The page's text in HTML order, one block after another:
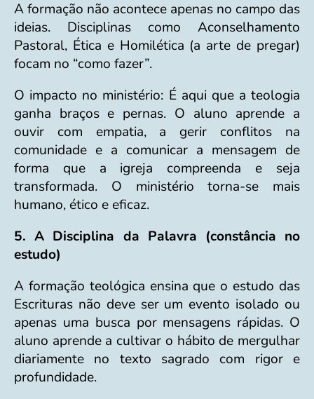
A formação não acontece apenas no campo das
ideias. Disciplinas como Aconselhamento
Pastoral, Ética e Homilética (a arte de pregar)
focam no “como fazer”.
O impacto no ministério: É aqui que a teologia
ganha braços e pernas. O aluno aprende a
ouvir com empatia, a gerir conflitos na
comunidade e a comunicar a mensagem de
forma que a igreja compreenda e seja
transformada. O ministério torna-se mais
humano, ético e eficaz.
5. A Disciplina da Palavra (constância no
estudo)
A formação teológica ensina que o estudo das
Escrituras não deve ser um evento isolado ou
apenas uma busca por mensagens rápidas. O
aluno aprende a cultivar o hábito de mergulhar
diariamente no texto sagrado com rigor e
profundidade.